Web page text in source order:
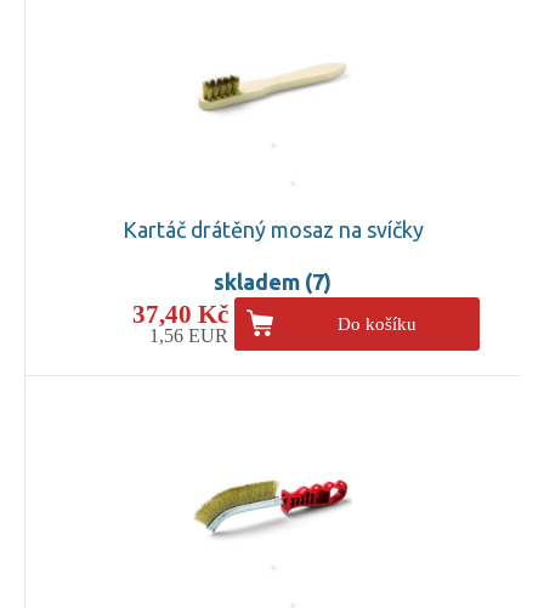
Kartáč drátěný mosaz na svíčky
skladem (7)
37,40 Kč
1,56 EUR
Do košíku